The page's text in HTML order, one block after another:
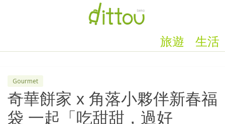
生活
旅遊
Gourmet
奇華餅家 x 角落小夥伴新春福
袋 一起「吃甜甜，過好